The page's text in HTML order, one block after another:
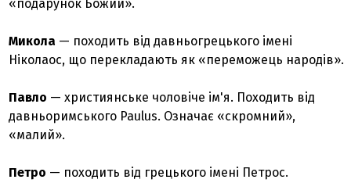
«подарунок Божий».
Микола — походить від давньогрецького імені
Ніколаос, що перекладають як «переможець народів».
Павло — християнське чоловіче ім'я. Походить від
давньоримського Paulus. Означає «скромний»,
«малий».
Петро — походить від грецького імені Петрос.